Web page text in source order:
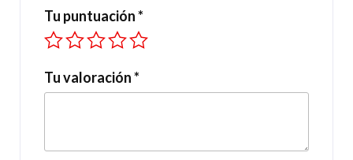
Tu puntuación*
Tu valoración*